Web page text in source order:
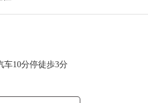
车10分停徒歩3分